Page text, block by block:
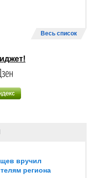
Весь список
вручил
региона